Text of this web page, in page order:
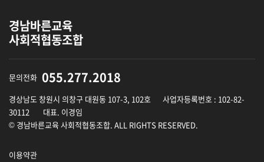
경남바른교육
사회적협동조합
문의전화 055.277.2018
경상남도 창원시 의창구 대원동 107-3, 102호
사업자등록번호 : 102-82-
30112
대표. 이경임
© 경남바른교육 사회적협동조합. ALL RIGHTS RESERVED.
이용약관